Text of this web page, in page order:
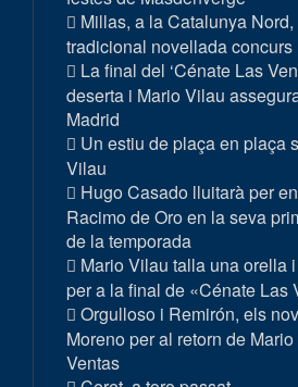
Millas, a la Catalunya
tradicional novellada concurs
La final del ‘Cénate Las
deserta i Mario Vilau
Madrid
Un estiu de plaça en plaça
Vilau
Hugo Casado lluitarà per
Racimo de Oro en la seva
de la temporada
Mario Vilau talla una orella
per a la final de «Cénate Las
Orgulloso i Remirón, els
Moreno per al retorn de
Ventas